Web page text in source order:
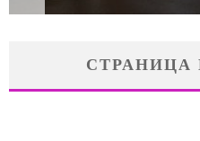
СТРАНИЦА